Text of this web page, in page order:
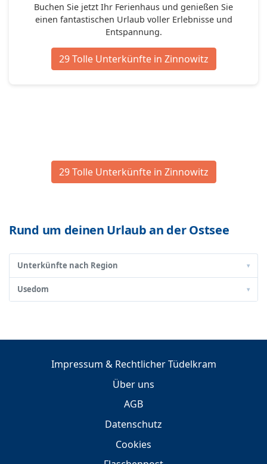
Buchen Sie jetzt Ihr Ferienhaus und genießen Sie
einen fantastischen Urlaub voller Erlebnisse und
Entspannung.
29 Tolle Unterkünfte in Zinnowitz
29 Tolle Unterkünfte in Zinnowitz
Rund um deinen Urlaub an der Ostsee
Unterkünfte nach Region ▾
Usedom ▾
Impressum & Rechtlicher Tüdelkram
Über uns
AGB
Datenschutz
Cookies